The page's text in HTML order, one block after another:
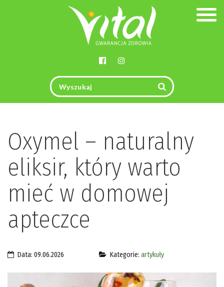
Oxymel – naturalny
eliksir, który warto
mieć w domowej
apteczce
Data: 09.06.2026 Kategorie: artykuły